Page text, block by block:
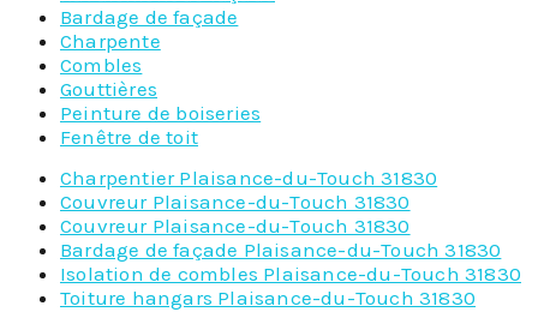
Bardage de façade
Charpente
Combles
Gouttières
Peinture de boiseries
Fenêtre de toit
Charpentier Plaisance-du-Touch 31830
Couvreur Plaisance-du-Touch 31830
Couvreur Plaisance-du-Touch 31830
Bardage de façade Plaisance-du-Touch 31830
Isolation de combles Plaisance-du-Touch 31830
Toiture hangars Plaisance-du-Touch 31830